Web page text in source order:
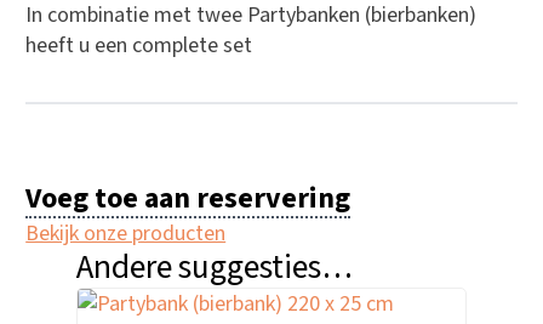
In combinatie met twee Partybanken (bierbanken)
heeft u een complete set
Voeg toe aan reservering
Bekijk onze producten
Andere suggesties…